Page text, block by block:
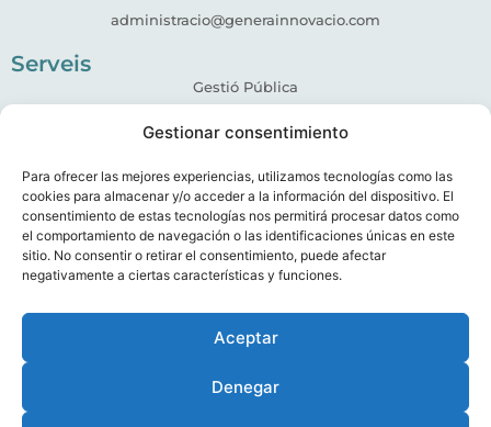
Gestionar consentimiento
Para ofrecer las mejores experiencias, utilizamos tecnologías como las
cookies para almacenar y/o acceder a la información del dispositivo. El
consentimiento de estas tecnologías nos permitirá procesar datos como
el comportamiento de navegación o las identificaciones únicas en este
sitio. No consentir o retirar el consentimiento, puede afectar
negativamente a ciertas características y funciones.
Aceptar
Denegar
administracio@generainnovacio.com
Serveis
Gestió Pública
Informació
Política de Privadesa
Avís Legal
Política de cookies (UE)
Política de qualitat
Financiado por la Unión Europea – Next GenerationE